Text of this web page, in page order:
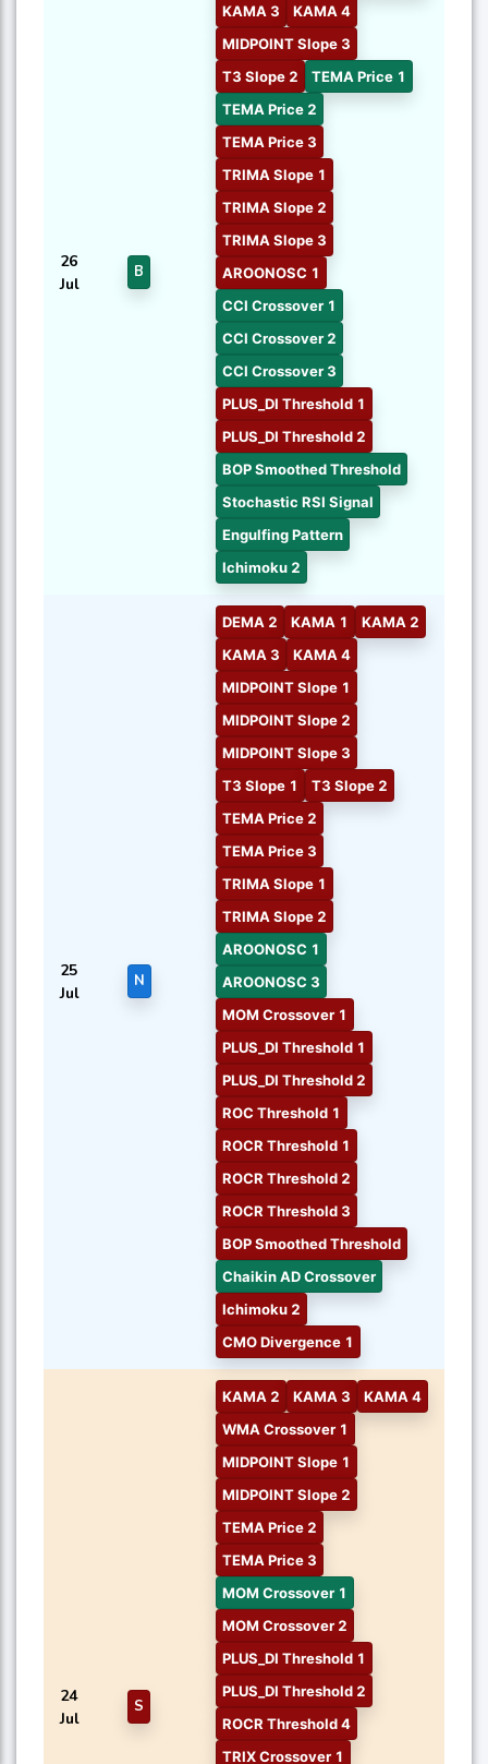
26
Jul
B
KAMA 3
KAMA 4
MIDPOINT Slope 3
T3 Slope 2
TEMA Price 1
TEMA Price 2
TEMA Price 3
TRIMA Slope 1
TRIMA Slope 2
TRIMA Slope 3
AROONOSC 1
CCI Crossover 1
CCI Crossover 2
CCI Crossover 3
PLUS_DI Threshold 1
PLUS_DI Threshold 2
BOP Smoothed Threshold
Stochastic RSI Signal
Engulfing Pattern
Ichimoku 2
25
Jul
N
DEMA 2 KAMA 1
KAMA 2
KAMA 3
KAMA 4
MIDPOINT Slope 1
MIDPOINT Slope 2
MIDPOINT Slope 3
T3 Slope 1
T3 Slope 2
TEMA Price 2
TEMA Price 3
TRIMA Slope 1
TRIMA Slope 2
AROONOSC 1
AROONOSC 3
MOM Crossover 1
PLUS_DI Threshold 1
PLUS_DI Threshold 2
ROC Threshold 1
ROCR Threshold 1
ROCR Threshold 2
ROCR Threshold 3
BOP Smoothed Threshold
Chaikin AD Crossover
Ichimoku 2
CMO Divergence 1
24
Jul
S
KAMA 2 KAMA 3
KAMA 4
WMA Crossover 1
MIDPOINT Slope 1
MIDPOINT Slope 2
TEMA Price 2
TEMA Price 3
MOM Crossover 1
MOM Crossover 2
PLUS_DI Threshold 1
PLUS_DI Threshold 2
ROCR Threshold 4
TRIX Crossover 1